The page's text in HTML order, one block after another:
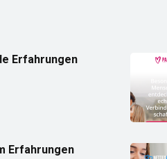
Erfahrungen
Erfahrungen